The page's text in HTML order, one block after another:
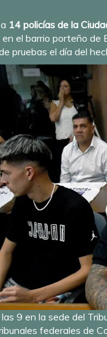
14 policías de la
el barrio porteño
pruebas el día del
9 en la sede del
federales de